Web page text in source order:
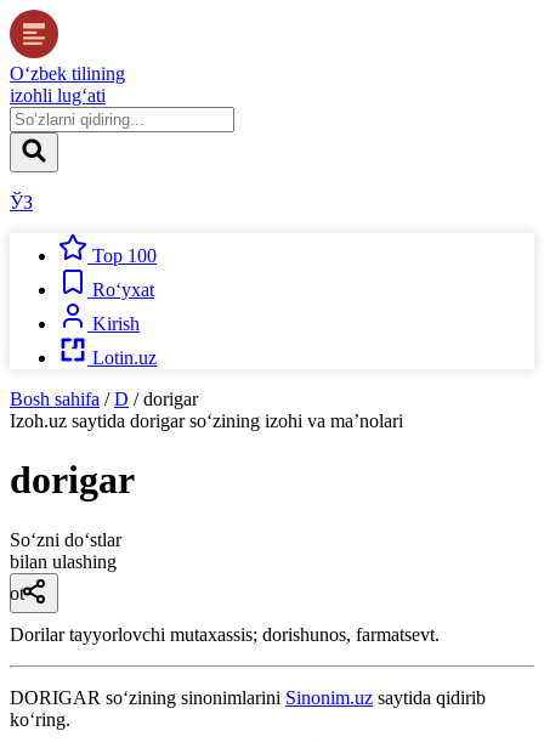
O‘zbek tilining
izohli lug‘ati
ЎЗ
Top 100
Ro‘yxat
Kirish
Lotin.uz
Bosh sahifa / D / dorigar
Izoh.uz saytida dorigarso‘zining izohi va ma’nolari
dorigar
So‘zni do‘stlar
bilan ulashing
ot
Dorilar tayyorlovchi mutaxassis; dorishunos, farmatsevt.
DORIGAR so‘zining sinonimlarini Sinonim.uz saytida qidirib
ko‘ring.